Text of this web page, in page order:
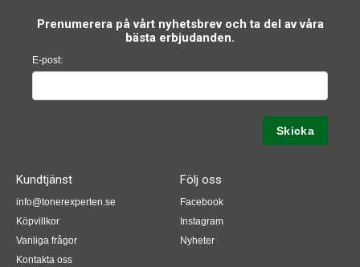
Prenumerera på vårt nyhetsbrev och ta del av våra
bästa erbjudanden.
E-post:
Kundtjänst
info@tonerexperten.se
Köpvillkor
Vanliga frågor
Kontakta oss
Följ oss
Facebook
Instagram
Nyheter